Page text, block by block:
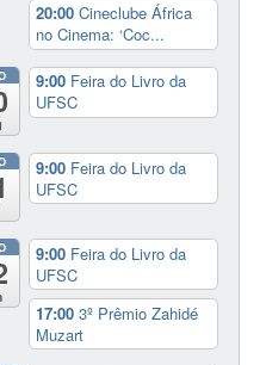
20:00Cineclube África
no Cinema: ‘Coc...
9:00 Feira do Livro da
UFSC
9:00 Feira do Livro da
UFSC
9:00 Feira do Livro da
UFSC
17:003º Prêmio Zahidé
Muzart